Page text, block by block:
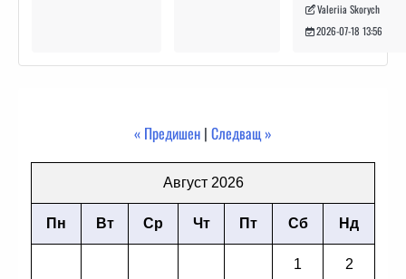
Valeriia Skorych
2026-07-18 13:56
« Предишен | Следващ »
Август 2026
Пн Вт Ср Чт Пт Сб Нд
1 2